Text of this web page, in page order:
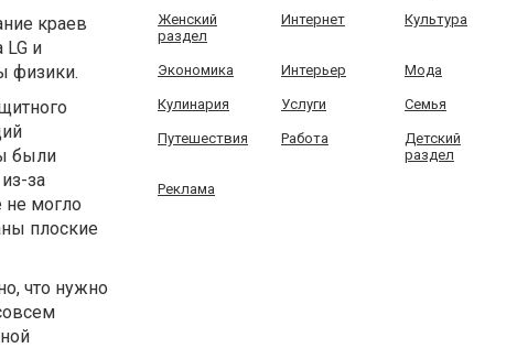
краев
и
физики.
были
за
не могло
плоские
что нужно
Женский
раздел
Интернет Культура
Экономика Интерьер Мода
Кулинария Услуги Семья
Путешествия Работа
Детский
раздел
Реклама